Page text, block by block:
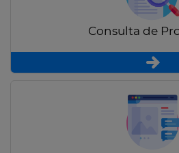
Consulta de